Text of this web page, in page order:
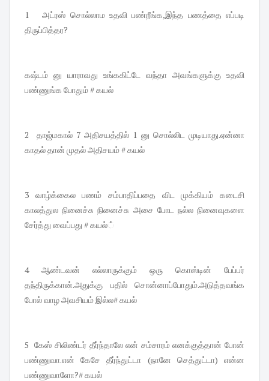
1 அட்ரஸ் சொல்லாம உதவி பண்றீங்க,இந்த பணத்தை எப்படி
திருப்பித்தர?
கஷ்டம் னு யாராவது உங்ககிட்டே வந்தா அவங்களுக்கு உதவி
பண்ணுங்க போதும் # கயல்
2 தாஜ்மகால் 7 அதிசயத்தில் 1 னு சொல்லிட முடியாது.ஏன்னா
காதல் தான் முதல் அதிசயம் # கயல்
3 வாழ்க்கைல பணம் சம்பாதிப்பதை விட முக்கியம் கடைசி
காலத்துல நினைச்சு நினைச்சு அசை போட நல்ல நினைவுகளை
சேர்த்து வைப்பது # கயல்்
4 ஆண்டவன் எல்லாருக்கும் ஒரு கொஸ்டின் பேப்பர்
தந்திருக்கான்.அதுக்கு பதில் சொன்னாப்போதும்.அடுத்தவங்க
போல் வாழ அவசியம் இல்ல# கயல்
5 கேஸ் சிலிண்டர் தீர்ந்தாலே என் சம்சாரம் எனக்குத்தான் போன்
பண்ணுவா.என் கேசே தீர்ந்துட்டா (நானே செத்துட்டா) என்ன
பண்ணுவாளோ?# கயல்